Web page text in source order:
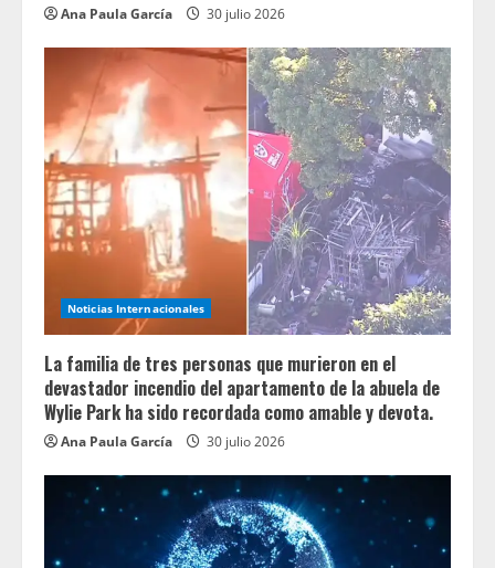
Ana Paula García 30 julio 2026
Noticias Internacionales
La familia de tres personas que murieron en el
devastador incendio del apartamento de la abuela de
Wylie Park ha sido recordada como amable y devota.
Ana Paula García 30 julio 2026